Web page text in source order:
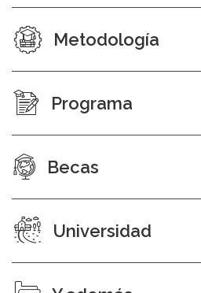
Metodología
Programa
Becas
Universidad